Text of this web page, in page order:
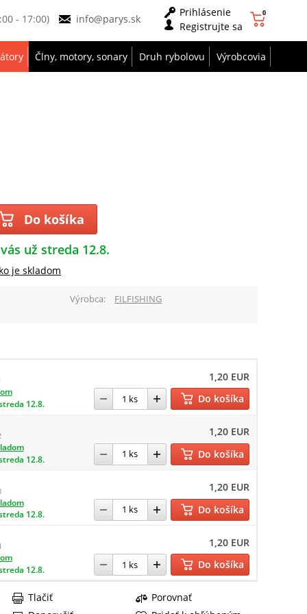
- 17:00) info@parys.sk
Prihlásenie
Registrujte sa
0
Člny, motory, sonary Druh rybolovu Výrobcovia
Do košíka
už streda 12.8.
je skladom
Výrobca
FILFISHING
1,20 EUR
12.8.
Do košíka
1,20 EUR
12.8.
Do košíka
1,20 EUR
12.8.
Do košíka
1,20 EUR
12.8. Do košíka
Porovnať
Tlačiť